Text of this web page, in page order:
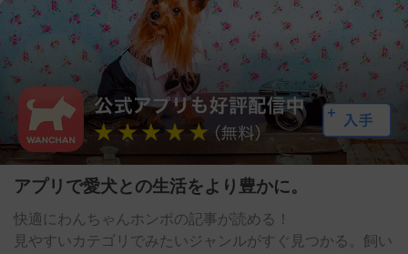
アプリで愛犬との生活をより豊かに。
快適にわんちゃんホンポの記事が読める！
見やすいカテゴリでみたいジャンルがすぐ見つかる。飼い